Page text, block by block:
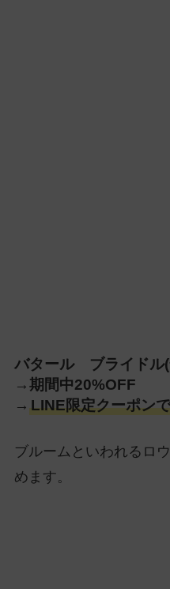
バタール ブライドル(
→期間中20%OFF
→ LINE限定クーポン
ブルームといわれるロ
めます。